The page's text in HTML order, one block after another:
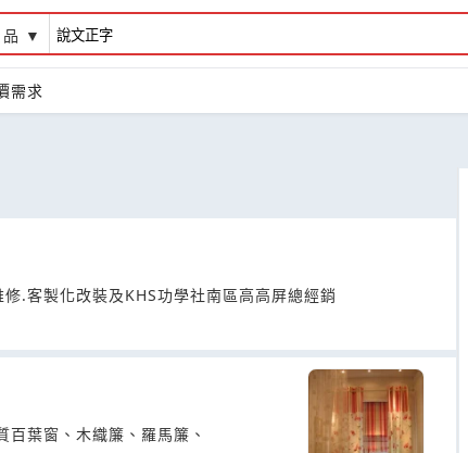
需求
.客製化改裝及KHS功學社南區高高屏總經銷
葉窗、木織簾、羅馬簾、